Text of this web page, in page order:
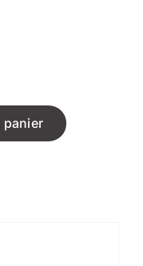
panier